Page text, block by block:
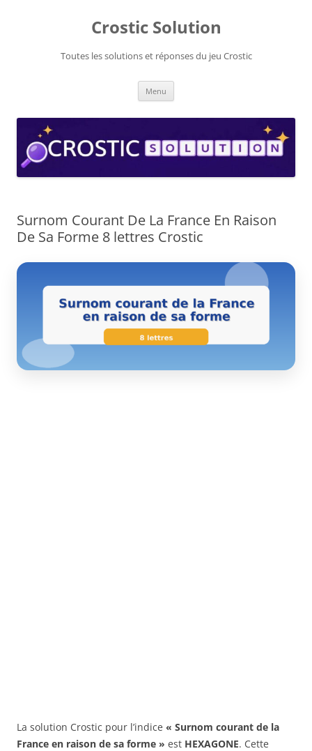
Crostic Solution
Toutes les solutions et réponses du jeu Crostic
Menu
Surnom Courant De La France En Raison
De Sa Forme 8 lettres Crostic
La solution Crostic pour l’indice « Surnom courant de la
France en raison de sa forme » est HEXAGONE. Cette